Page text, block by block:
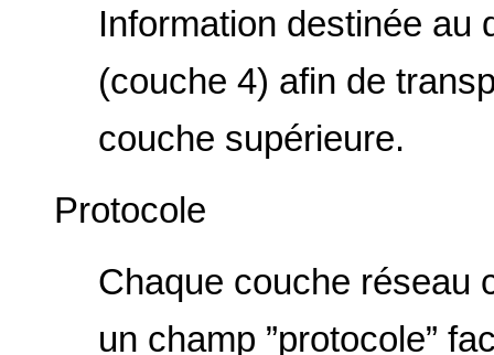
Information destinée au
(couche 4) afin de
couche supérieure.
Protocole
Chaque couche réseau
un champ ”protocole”